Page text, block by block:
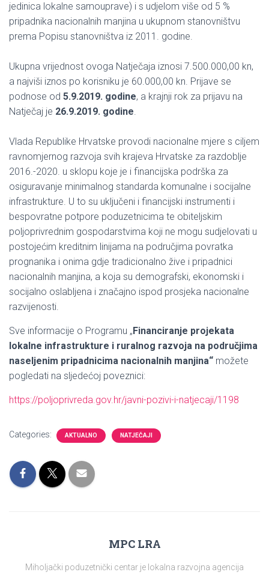
jedinica lokalne samouprave) i s udjelom više od 5 %
pripadnika nacionalnih manjina u ukupnom stanovništvu
prema Popisu stanovništva iz 2011. godine.
Ukupna vrijednost ovoga Natječaja iznosi 7.500.000,00 kn,
a najviši iznos po korisniku je 60.000,00 kn. Prijave se
podnose od 5.9.2019. godine, a krajnji rok za prijavu na
Natječaj je 26.9.2019. godine.
Vlada Republike Hrvatske provodi nacionalne mjere s ciljem
ravnomjernog razvoja svih krajeva Hrvatske za razdoblje
2016.-2020. u sklopu koje je i financijska podrška za
osiguravanje minimalnog standarda komunalne i socijalne
infrastrukture. U to su uključeni i financijski instrumenti i
bespovratne potpore poduzetnicima te obiteljskim
poljoprivrednim gospodarstvima koji ne mogu sudjelovati u
postojećim kreditnim linijama na područjima povratka
prognanika i onima gdje tradicionalno žive i pripadnici
nacionalnih manjina, a koja su demografski, ekonomski i
socijalno oslabljena i značajno ispod prosjeka nacionalne
razvijenosti.
Sve informacije o Programu „Financiranje projekata
lokalne infrastrukture i ruralnog razvoja na područjima
naseljenim pripadnicima nacionalnih manjina“ možete
pogledati na sljedećoj poveznici:
https://poljoprivreda.gov.hr/javni-pozivi-i-natjecaji/1198
Categories: AKTUALNO NATJEČAJI
MPC LRA
Miholjački poduzetnički centar je lokalna razvojna agencija